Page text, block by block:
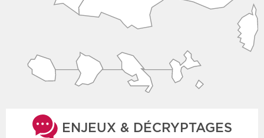
ENJEUX & DÉCRYPTAGES